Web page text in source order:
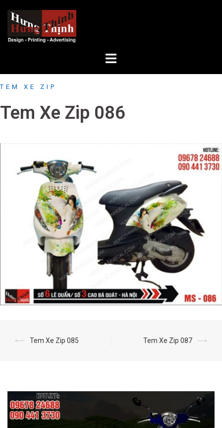
content
TEM XE ZIP
Tem Xe Zip 086
Post
⟵ Tem Xe Zip 085 Tem Xe Zip 087 ⟶